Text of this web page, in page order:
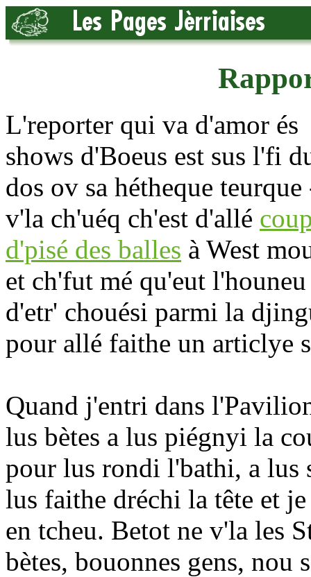
L'reporter qui va d'amor és
shows d'Boeus est sus l'fi
dos ov sa hétheque teurque
v'la ch'uéq ch'est d'allé
d'pisé des balles à West
et ch'fut mé qu'eut l'houneu
d'etr' chouési parmi la
pour allé faithe un articlye
Quand j'entri dans
lus bètes a lus piégnyi la
pour lus rondi l'bathi, a lus
lus faithe dréchi la tête et
en tcheu. Betot ne v'la les
bètes, bouonnes gens,